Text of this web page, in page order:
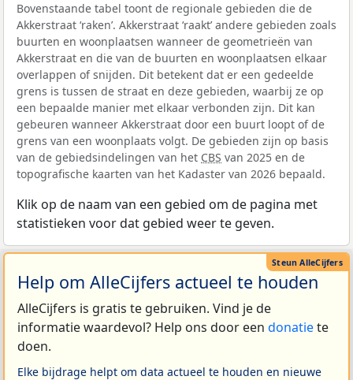
Bovenstaande tabel toont de regionale gebieden die de
Akkerstraat ‘raken’. Akkerstraat ‘raakt’ andere gebieden zoals
buurten en woonplaatsen wanneer de geometrieën van
Akkerstraat en die van de buurten en woonplaatsen elkaar
overlappen of snijden. Dit betekent dat er een gedeelde
grens is tussen de straat en deze gebieden, waarbij ze op
een bepaalde manier met elkaar verbonden zijn. Dit kan
gebeuren wanneer Akkerstraat door een buurt loopt of de
grens van een woonplaats volgt. De gebieden zijn op basis
van de gebiedsindelingen van het CBS van 2025 en de
topografische kaarten van het Kadaster van 2026 bepaald.
Klik op de naam van een gebied om de pagina met
statistieken voor dat gebied weer te geven.
Help om AlleCijfers actueel te houden
AlleCijfers is gratis te gebruiken. Vind je de
informatie waardevol? Help ons door een donatiete
doen.
Elke bijdrage helpt om data actueel te houden en nieuwe